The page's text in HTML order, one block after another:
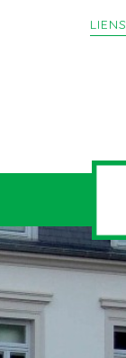
LIENS